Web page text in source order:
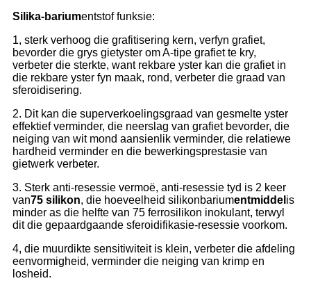
Silika-bariumentstof funksie:
1, sterk verhoog die grafitisering kern, verfyn grafiet,
bevorder die grys gietyster om A-tipe grafiet te kry,
verbeter die sterkte, want rekbare yster kan die grafiet in
die rekbare yster fyn maak, rond, verbeter die graad van
sferoidisering.
2. Dit kan die superverkoelingsgraad van gesmelte yster
effektief verminder, die neerslag van grafiet bevorder, die
neiging van wit mond aansienlik verminder, die relatiewe
hardheid verminder en die bewerkingsprestasie van
gietwerk verbeter.
3. Sterk anti-resessie vermoë, anti-resessie tyd is 2 keer
van75 silikon, die hoeveelheid silikonbariumentmiddel is
minder as die helfte van 75 ferrosilikon inokulant, terwyl
dit die gepaardgaande sferoidifikasie-resessie voorkom.
4, die muurdikte sensitiwiteit is klein, verbeter die afdeling
eenvormigheid, verminder die neiging van krimp en
losheid.